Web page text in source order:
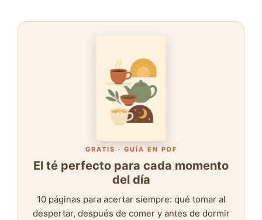
GRATIS · GUÍA EN PDF
El té perfecto para cada momento
del día
10 páginas para acertar siempre: qué tomar al
despertar, después de comer y antes de dormir